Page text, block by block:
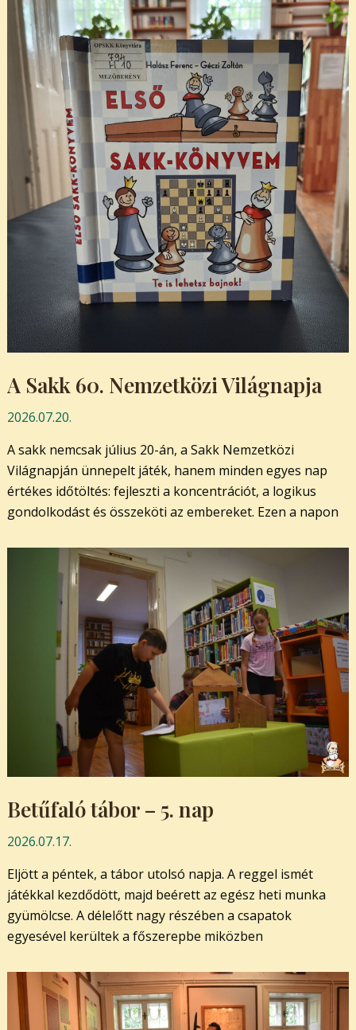
A Sakk 60. Nemzetközi Világnapja
2026.07.20.
A sakk nemcsak július 20-án, a Sakk Nemzetközi
Világnapján ünnepelt játék, hanem minden egyes nap
értékes időtöltés: fejleszti a koncentrációt, a logikus
gondolkodást és összeköti az embereket. Ezen a napon
Betűfaló tábor – 5. nap
2026.07.17.
Eljött a péntek, a tábor utolsó napja. A reggel ismét
játékkal kezdődött, majd beérett az egész heti munka
gyümölcse. A délelőtt nagy részében a csapatok
egyesével kerültek a főszerepbe miközben